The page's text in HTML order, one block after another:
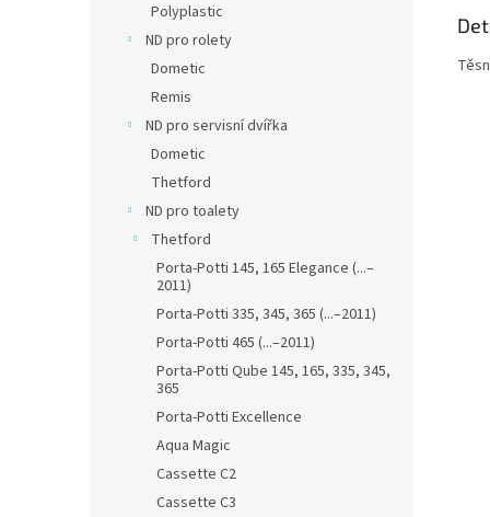
Polyplastic
ND pro rolety
Dometic
Remis
ND pro servisní dvířka
Dometic
Thetford
ND pro toalety
Thetford
Porta-Potti 145, 165 Elegance (...–
2011)
Porta-Potti 335, 345, 365 (...–2011)
Porta-Potti 465 (...–2011)
Porta-Potti Qube 145, 165, 335, 345,
365
Porta-Potti Excellence
Aqua Magic
Cassette C2
Cassette C3